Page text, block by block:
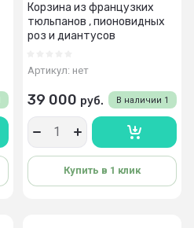
Корзина из французких
тюльпанов , пионовидных
роз и диантусов
Артикул: нет
В наличии 1
39 000 руб.
Купить в 1 клик